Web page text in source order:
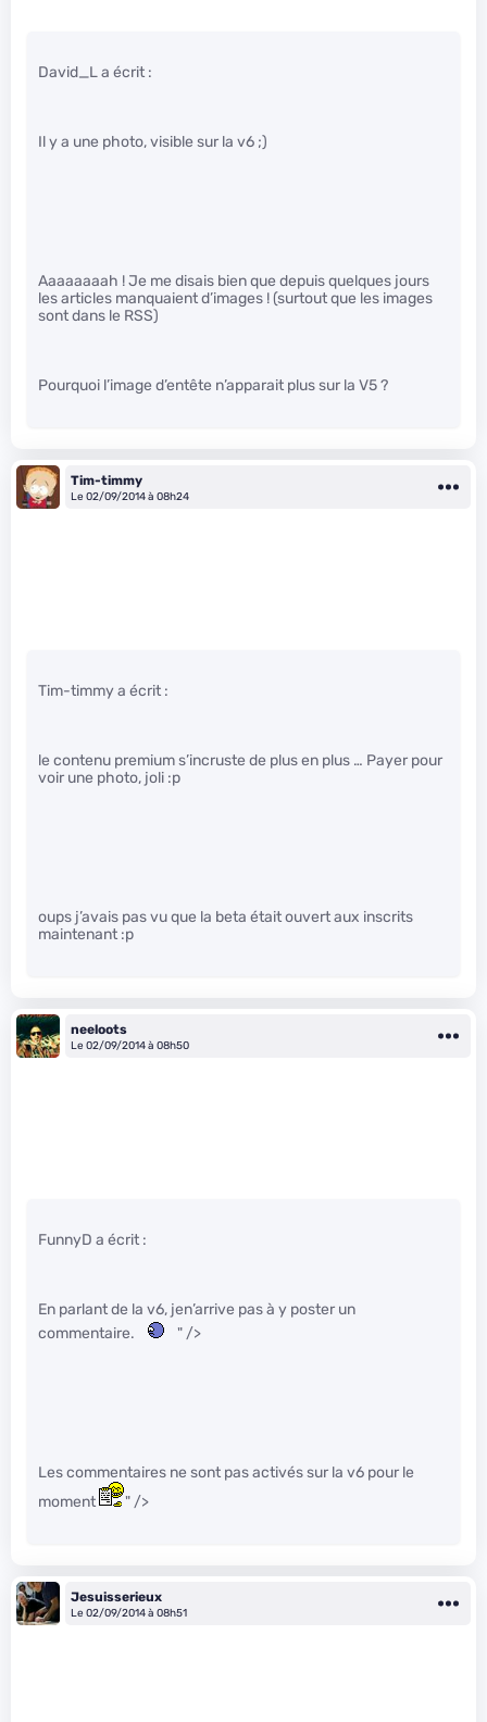
David_L a écrit :
Il y a une photo, visible sur la v6 ;)
Aaaaaaaah ! Je me disais bien que depuis quelques jours
les articles manquaient d’images ! (surtout que les images
sont dans le RSS)
Pourquoi l’image d’entête n’apparait plus sur la V5 ?
Tim-timmy
Le 02/09/2014 à 08h24
Tim-timmy a écrit :
le contenu premium s’incruste de plus en plus … Payer pour
voir une photo, joli :p
oups j’avais pas vu que la beta était ouvert aux inscrits
maintenant :p
neeloots
Le 02/09/2014 à 08h50
FunnyD a écrit :
En parlant de la v6, jen’arrive pas à y poster un
commentaire.
" />
Les commentaires ne sont pas activés sur la v6 pour le
moment
" />
Jesuisserieux
Le 02/09/2014 à 08h51